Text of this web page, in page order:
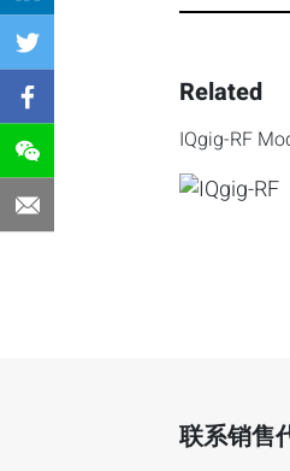
Related
IQgig-RF
联系销售